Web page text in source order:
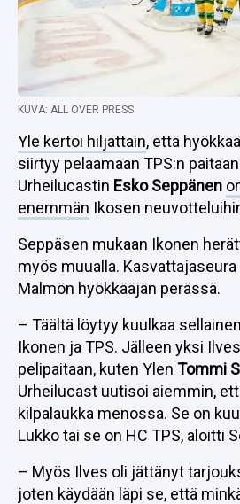
KUVA: ALL OVER PRESS
Yle kertoi hiljattain, että
siirtyy pelaamaan TPS:n
Urheilucastin Esko Seppänen
enemmän Ikosen
Seppäsen mukaan Ikonen
myös muualla.
Malmön hyökkääjän perässä.
– Täältä löytyy kuulkaa
Ikonen ja TPS. Jälleen yksi
pelipaitaan, kuten Ylen Tommi
Urheilucast uutisoi aiemmin,
kilpalaukka menossa. Se on
Lukko tai se on HC TPS, aloitti
– Myös Ilves oli jättänyt
joten käydään läpi se, että